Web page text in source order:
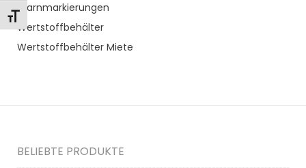
Toggle Font size
Warnmarkierungen
Wertstoffbehälter
Wertstoffbehälter Miete
BELIEBTE PRODUKTE